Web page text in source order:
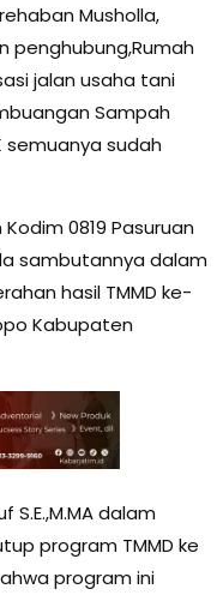
Musholla,
penghubung,Rumah
jalan usaha tani
Sampah
semuanya sudah
0819 Pasuruan
sambutannya dalam
hasil TMMD ke-
Kabupaten
S.E.,M.MA dalam
program TMMD ke
program ini